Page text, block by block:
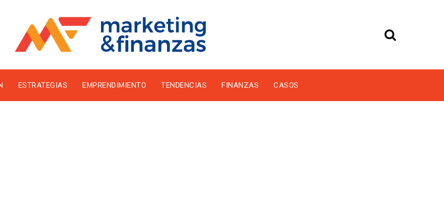
ESTRATEGIAS EMPRENDIMIENTO TENDENCIAS FINANZAS CASOS